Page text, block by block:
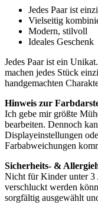
Jedes Paar ist
Vielseitig
Modern, stilvoll
Ideales Geschenk
Jedes Paar ist ein
machen jedes Stück
handgemachten
Hinweis zur
Ich gebe mir größte
bearbeiten. Dennoch
Displayeinstellungen
Farbabweichungen
Sicherheits- &
Nicht für Kinder unter 3
verschluckt werden
sorgfältig ausgewählt